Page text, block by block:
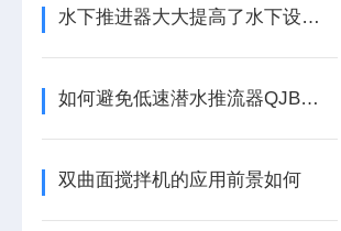
水下推进器大大提高了水下设备的生产效率和工作效率
如何避免低速潜水推流器QJB型发生一些不必要的故障？
双曲面搅拌机的应用前景如何